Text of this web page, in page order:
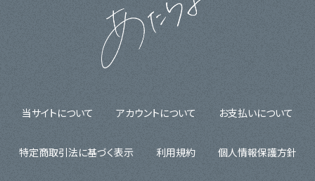
当サイトについて アカウントについて お支払いについて
特定商取引法に基づく表示 利用規約 個人情報保護方針